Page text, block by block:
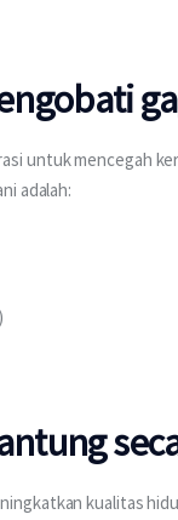
untuk mencegah
adalah:
kualitas